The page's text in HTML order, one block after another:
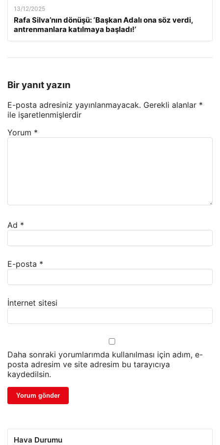
13/12/2025
Rafa Silva’nın dönüşü: ‘Başkan Adalı ona söz verdi,
antrenmanlara katılmaya başladı!’
Bir yanıt yazın
E-posta adresiniz yayınlanmayacak. Gerekli alanlar *
ile işaretlenmişlerdir
Yorum *
Ad *
E-posta *
İnternet sitesi
Daha sonraki yorumlarımda kullanılması için adım, e-
posta adresim ve site adresim bu tarayıcıya
kaydedilsin.
Hava Durumu